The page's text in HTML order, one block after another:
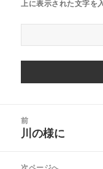
上に表示された文字を
前
前
投
川の様に